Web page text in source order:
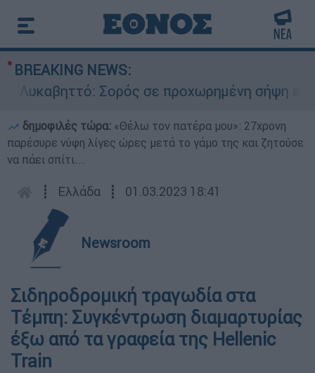
BREAKING NEWS:
Σορός σε προχωρημένη σήψη
δημοφιλές τώρα: «Θέλω τον πατέρα μου»: 27χρονη
παρέσυρε νύφη λίγες ώρες μετά το γάμο της και ζητούσε
να πάει σπίτι...
┋ Ελλάδα ┋ 01.03.2023 18:41
Newsroom
Σιδηροδρομική τραγωδία στα
Τέμπη: Συγκέντρωση διαμαρτυρίας
έξω από τα γραφεία της Hellenic
Train